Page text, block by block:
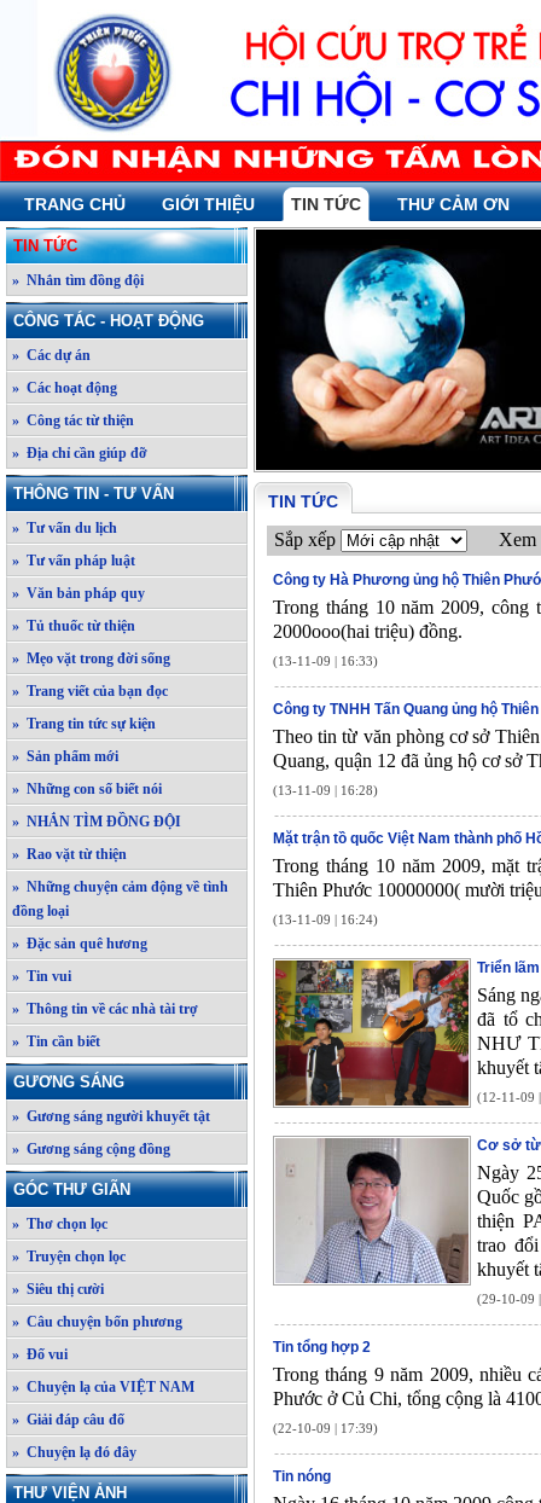
TRANG CHỦ GIỚI THIỆU TIN TỨC THƯ CẢM ƠN
TIN TỨC
» Nhắn tìm đồng đội
CÔNG TÁC - HOẠT ĐỘNG
» Các dự án
» Các hoạt động
» Công tác từ thiện
» Địa chỉ cần giúp đỡ
THÔNG TIN - TƯ VẤN
» Tư vấn du lịch
» Tư vấn pháp luật
» Văn bản pháp quy
» Tủ thuốc từ thiện
» Mẹo vặt trong đời sống
» Trang viết của bạn đọc
» Trang tin tức sự kiện
» Sản phẩm mới
» Những con số biết nói
» NHẮN TÌM ĐỒNG ĐỘI
» Rao vặt từ thiện
» Những chuyện cảm động về tình
đồng loại
» Đặc sản quê hương
» Tin vui
» Thông tin về các nhà tài trợ
» Tin cần biết
GƯƠNG SÁNG
» Gương sáng người khuyết tật
» Gương sáng cộng đồng
GÓC THƯ GIÃN
» Thơ chọn lọc
» Truyện chọn lọc
» Siêu thị cười
» Câu chuyện bốn phương
» Đố vui
» Chuyện lạ của VIỆT NAM
» Giải đáp câu đố
» Chuyện lạ đó đây
THƯ VIỆN ẢNH
TIN TỨC
Sắp xếp Xem
Công ty Hà Phương ủng hộ Thiên
Trong tháng 10 năm 2009,
2000ooo(hai triệu) đồng.
(13-11-09 | 16:33)
Công ty TNHH Tấn Quang ủng hộ
Theo tin từ văn phòng cơ sở
Quang, quận 12 đã ủng hộ cơ sở
(13-11-09 | 16:28)
Mặt trận tồ quốc Việt Nam thành phố
Trong tháng 10 năm 2009, mặt
Thiên Phước 10000000( mười
(13-11-09 | 16:24)
Triển
Sáng
đã tổ
NHƯ
khuyết
(12-11-09
Cơ sở từ
Ngày
Quốc
thiện
trao
khuyết
(29-10-09
Tin tổng hợp 2
Trong tháng 9 năm 2009, nhiều
Phước ở Củ Chi, tổng cộng là
(22-10-09 | 17:39)
Tin nóng